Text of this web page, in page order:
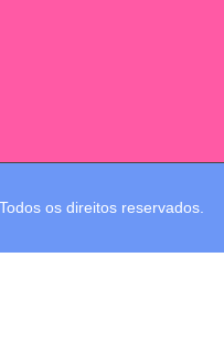
os direitos reservados.